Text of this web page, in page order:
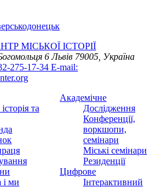
МІСЬКОЇ ІСТОРІЇ
6Львів 79005, Україна
275-17-34 E-mail:
та
і ми
Академічне
Дослідження
Конференції,
воркшопи,
семінари
Міські семінари
Резиденції
Цифрове
Інтерактивний